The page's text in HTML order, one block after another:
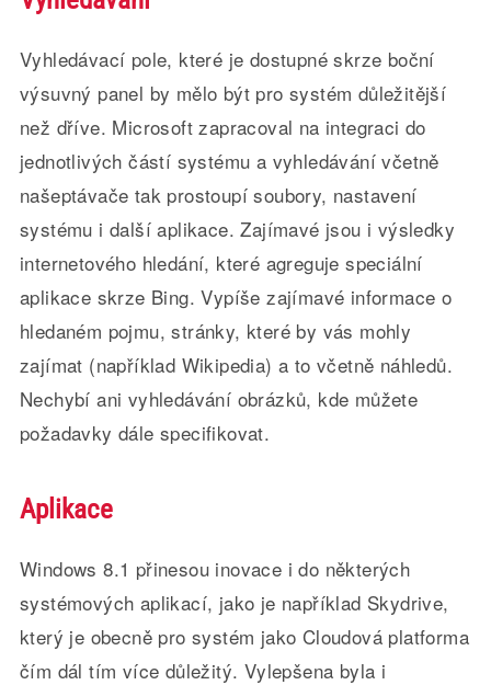
Vyhledávací pole, které je dostupné skrze boční
výsuvný panel by mělo být pro systém důležitější
než dříve. Microsoft zapracoval na integraci do
jednotlivých částí systému a vyhledávání včetně
našeptávače tak prostoupí soubory, nastavení
systému i další aplikace. Zajímavé jsou i výsledky
internetového hledání, které agreguje speciální
aplikace skrze Bing. Vypíše zajímavé informace o
hledaném pojmu, stránky, které by vás mohly
zajímat (například Wikipedia) a to včetně náhledů.
Nechybí ani vyhledávání obrázků, kde můžete
požadavky dále specifikovat.
Aplikace
Windows 8.1 přinesou inovace i do některých
systémových aplikací, jako je například Skydrive,
který je obecně pro systém jako Cloudová platforma
čím dál tím více důležitý. Vylepšena byla i